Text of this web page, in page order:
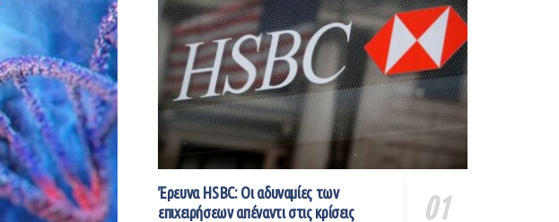
Έρευνα HSBC: Οι αδυναμίες των
επιχειρήσεων απέναντι στις κρίσεις